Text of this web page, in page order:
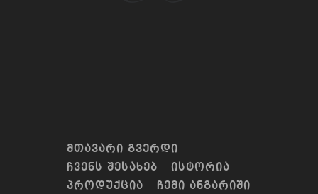
ᲛᲗᲐᲕᲐᲠᲘ ᲒᲕᲔᲠᲓᲘ
ᲩᲕᲔᲜᲡ ᲨᲔᲡᲐᲮᲔᲑ
ᲘᲡᲢᲝᲠᲘᲐ
ᲞᲠᲝᲓᲣᲥᲪᲘᲐ
ᲩᲔᲛᲘ ᲐᲜᲒᲐᲠᲘᲨᲘ